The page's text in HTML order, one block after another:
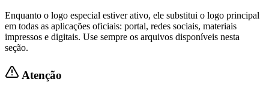
Enquanto o logo especial estiver ativo, ele substitui o logo principal
em todas as aplicações oficiais: portal, redes sociais, materiais
impressos e digitais. Use sempre os arquivos disponíveis nesta
seção.
Atenção